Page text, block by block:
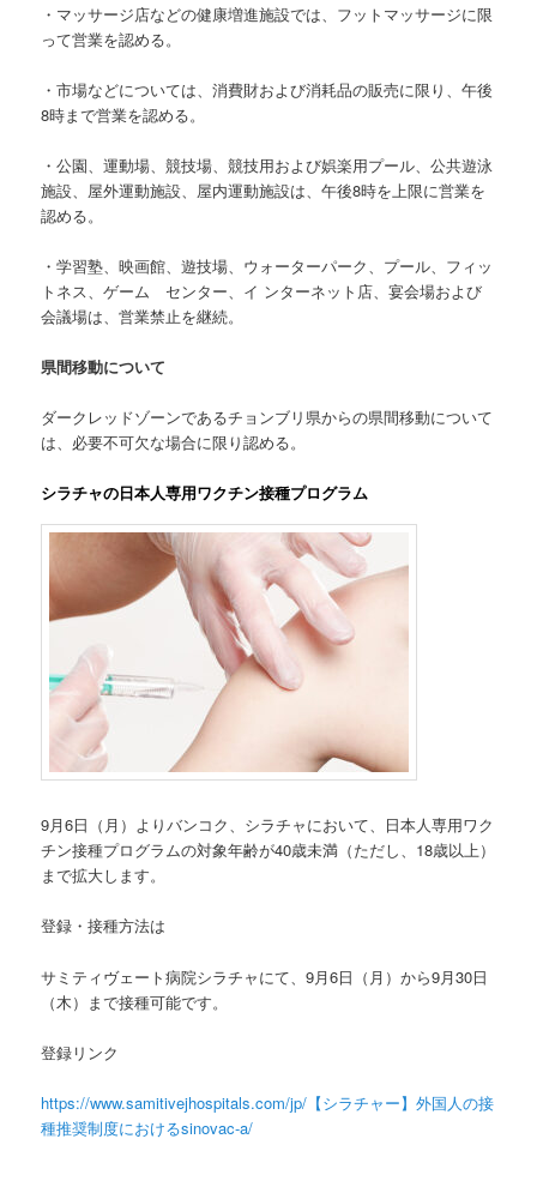
・マッサージ店などの健康増進施設では、フットマッサージに限
って営業を認める。
・市場などについては、消費財および消耗品の販売に限り、午後
8時まで営業を認める。
・公園、運動場、競技場、競技用および娯楽用プール、公共遊泳
施設、屋外運動施設、屋内運動施設は、午後8時を上限に営業を
認める。
・学習塾、映画館、遊技場、ウォーターパーク、プール、フィッ
トネス、ゲーム センター、イ ンターネット店、宴会場および
会議場は、営業禁止を継続。
県間移動について
ダークレッドゾーンであるチョンブリ県からの県間移動について
は、必要不可欠な場合に限り認める。
シラチャの日本人専用ワクチン接種プログラム
9月6日（月）よりバンコク、シラチャにおいて、日本人専用ワク
チン接種プログラムの対象年齢が40歳未満（ただし、18歳以上）
まで拡大します。
登録・接種方法は
サミティヴェート病院シラチャにて、9月6日（月）から9月30日
（木）まで接種可能です。
登録リンク
https://www.samitivejhospitals.com/jp/【シラチャー】外国人の接
種推奨制度におけるsinovac-a/